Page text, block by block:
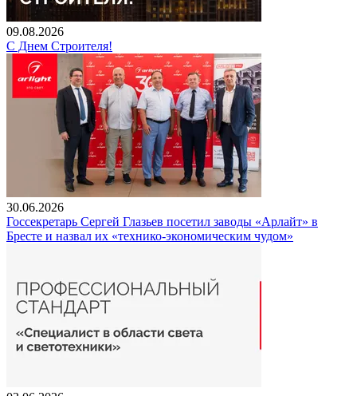
09.08.2026
С Днем Строителя!
30.06.2026
Госсекретарь Сергей Глазьев посетил заводы «Арлайт» в
Бресте и назвал их «технико-экономическим чудом»